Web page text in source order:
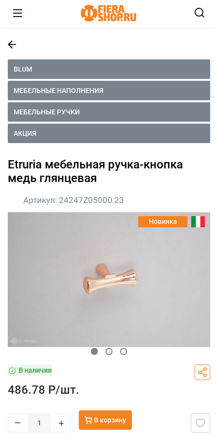
BLUM
МЕБЕЛЬНЫЕ НАПОЛНЕНИЯ
МЕБЕЛЬНЫЕ РУЧКИ
АКЦИЯ
Etruria мебельная ручка-кнопка
медь глянцевая
Артикул: 24247Z05000.23
Новинка
В наличии
486.78 Р/шт.
– + В корзину